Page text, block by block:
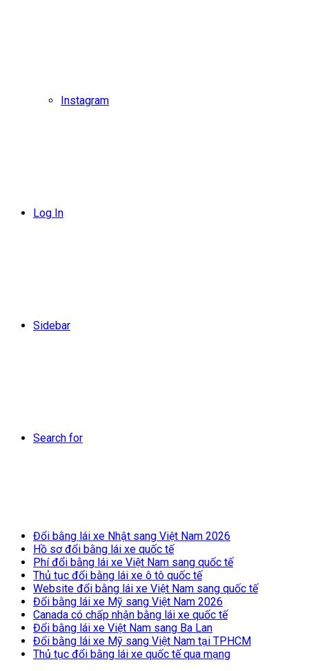
Instagram
Log In
Sidebar
Search for
Đổi bằng lái xe Nhật sang Việt Nam 2026
Hồ sơ đổi bằng lái xe quốc tế
Phí đổi bằng lái xe Việt Nam sang quốc tế
Thủ tục đổi bằng lái xe ô tô quốc tế
Website đổi bằng lái xe Việt Nam sang quốc tế
Đổi bằng lái xe Mỹ sang Việt Nam 2026
Canada có chấp nhận bằng lái xe quốc tế
Đổi bằng lái xe Việt Nam sang Ba Lan
Đổi bằng lái xe Mỹ sang Việt Nam tại TPHCM
Thủ tục đổi bằng lái xe quốc tế qua mạng